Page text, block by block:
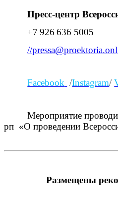
Пресс-центр
+7 926 636 5005
//
Facebook /Instagram/
Мероприятие
рп «О проведении
Размещены